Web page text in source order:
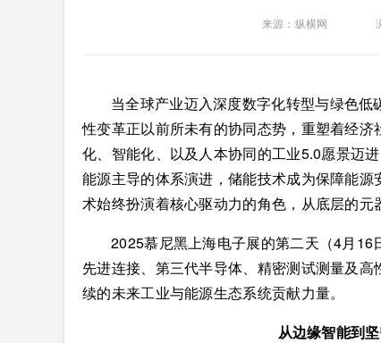
来源：纵横网
当全球产业迈入深度数字化转型与绿色
性变革正以前所未有的协同态势，重塑着经
化、智能化、以及人本协同的工业5.0愿景迈
能源主导的体系演进，储能技术成为保障能
术始终扮演着核心驱动力的角色，从底层的元
2025慕尼黑上海电子展的第二天（4月16
先进连接、第三代半导体、精密测试测量及
续的未来工业与能源生态系统贡献力量。
从边缘智能到